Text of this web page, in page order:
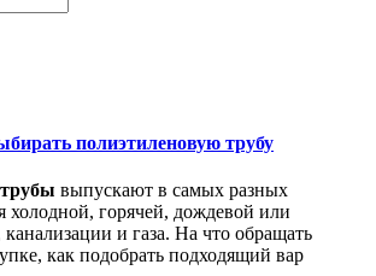
полиэтиленовую трубу
выпускают в самых разных
холодной, горячей, дождевой или
и газа. На что обращать
как подобрать подходящий вар